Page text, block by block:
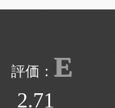
E
2.71